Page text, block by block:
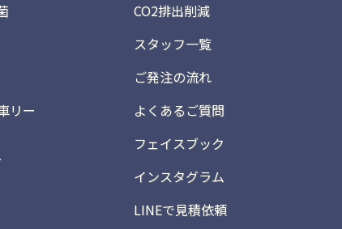
リー
CO2排出削減
スタッフ一覧
ご発注の流れ
よくあるご質問
フェイスブック
インスタグラム
LINEで見積依頼